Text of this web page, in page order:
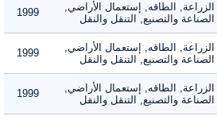
الطاقه, إستعمال الأراضي,
والتصنيع, التنقل والنقل
1999
الطاقه, إستعمال الأراضي,
والتصنيع, التنقل والنقل
1999
الطاقه, إستعمال الأراضي,
والتصنيع, التنقل والنقل
1999